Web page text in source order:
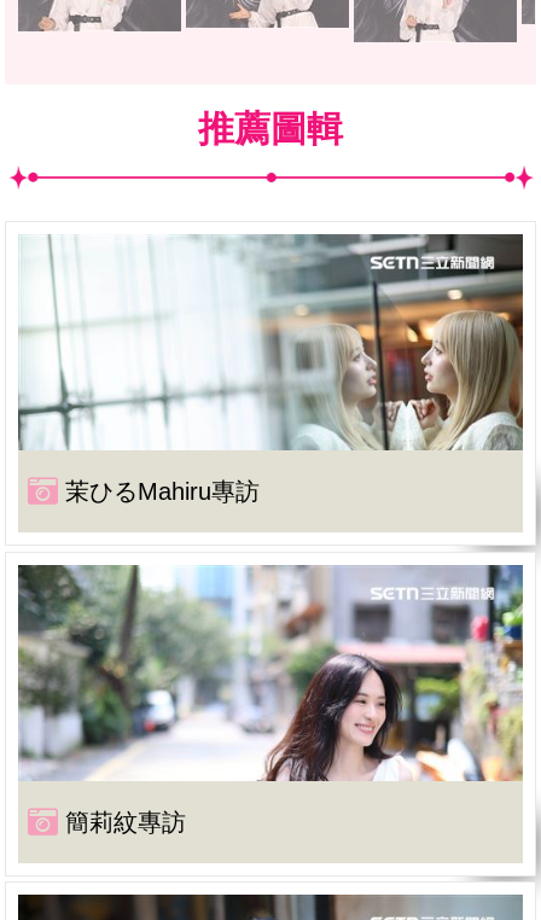
推薦圖輯
茉ひるMahiru專訪
簡莉紋專訪